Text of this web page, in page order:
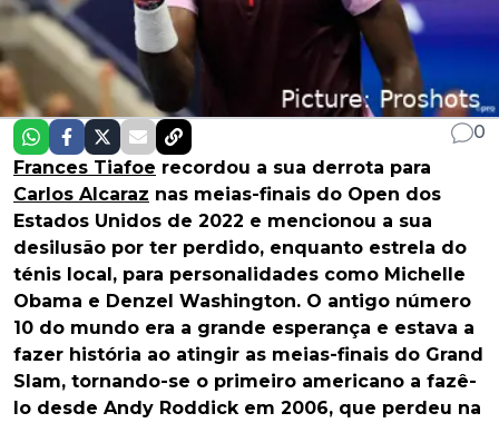
0
Frances Tiafoe recordou a sua derrota para
Carlos Alcaraz nas meias-finais do Open dos
Estados Unidos de 2022 e mencionou a sua
desilusão por ter perdido, enquanto estrela do
ténis local, para personalidades como Michelle
Obama e Denzel Washington. O antigo número
10 do mundo era a grande esperança e estava a
fazer história ao atingir as meias-finais do Grand
Slam, tornando-se o primeiro americano a fazê-
lo desde Andy Roddick em 2006, que perdeu na